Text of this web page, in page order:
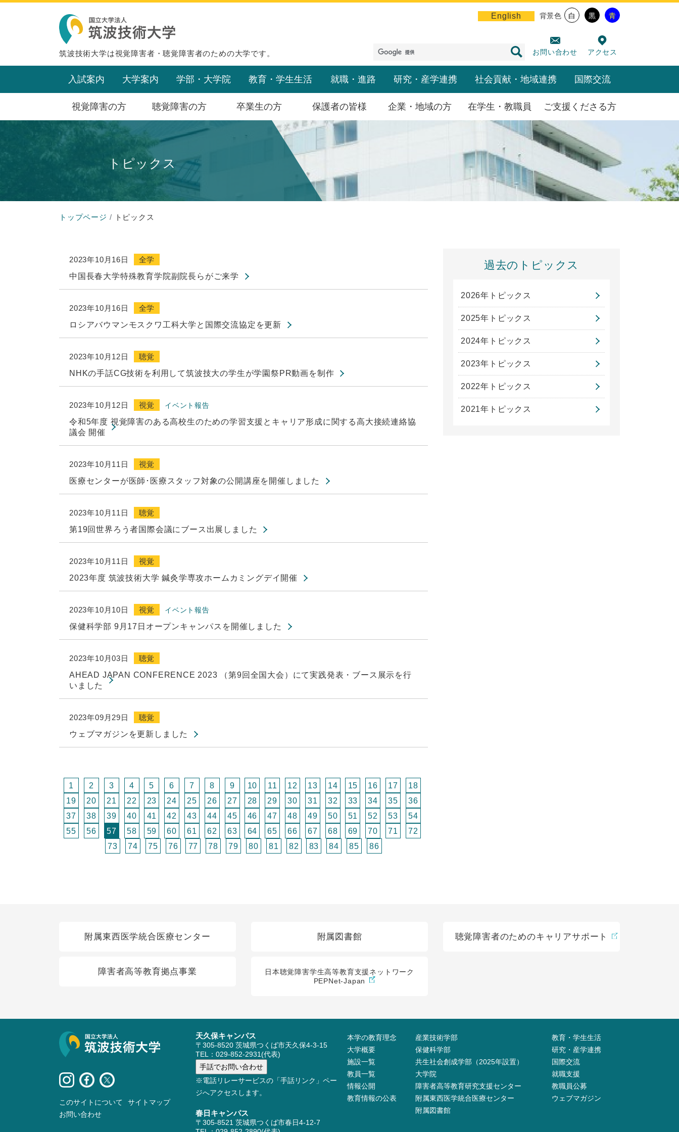
筑波技術大学は視覚障害者・聴覚障害者のための大学です。
English 背景色 白 黒 青
お問い合わせ アクセス
入試案内 大学案内 学部・大学院 教育・学生生活 就職・進路 研究・産学連携 社会貢献・地域連携 国際交流
視覚障害の方 聴覚障害の方 卒業生の方 保護者の皆様 企業・地域の方 在学生・教職員 ご支援くださる方
トピックス
トップページ トピックス
2023年10月16日
全学
中国長春大学特殊教育学院副院長らがご来学
2023年10月16日
全学
ロシアバウマンモスクワ工科大学と国際交流協定を更新
2023年10月12日
聴覚
NHKの手話CG技術を利用して筑波技大の学生が学園祭PR動画を制作
2023年10月12日 視覚 イベント報告
令和5年度 視覚障害のある高校生のための学習支援とキャリア形成に関する高大接続連絡協
議会 開催
2023年10月11日
視覚
医療センターが医師･医療スタッフ対象の公開講座を開催しました
2023年10月11日
聴覚
第19回世界ろう者国際会議にブース出展しました
2023年10月11日
視覚
2023年度 筑波技術大学 鍼灸学専攻ホームカミングデイ開催
2023年10月10日 視覚 イベント報告
保健科学部 9月17日オープンキャンパスを開催しました
2023年10月03日
聴覚
AHEAD JAPAN CONFERENCE 2023 （第9回全国大会）にて実践発表・ブース展示を行
いました
2023年09月29日
聴覚
ウェブマガジンを更新しました
1 2 3 4 5 6 7 8 9 10 11 12 13 14 15 16 17
18
19
20 21 22 23 24 25 26 27 28 29 30 31 32 33 34 35
36
37
38 39 40 41 42 43 44 45 46 47 48 49 50 51 52 53
54
55
56 57 58 59 60 61 62 63 64 65 66 67 68 69 70 71
72
73
74 75 76 77 78 79 80 81 82 83 84 85 86
過去のトピックス
2026年トピックス
2025年トピックス
2024年トピックス
2023年トピックス
2022年トピックス
2021年トピックス
附属東西医学統合医療センター 附属図書館 聴覚障害者のためのキャリアサポート
障害者高等教育拠点事業
日本聴覚障害学生高等教育支援ネットワーク
PEPNet-Japan
サイト情報
このサイトについて
サイトマップ
お問い合わせ
天久保キャンパス
〒305-8520 茨城県つくば市天久保4-3-15
TEL：029-852-2931(代表)
※電話リレーサービスの「手話リンク」ペー
ジへアクセスします。
春日キャンパス
〒305-8521 茨城県つくば市春日4-12-7
本学の教育理念
大学概要
施設⼀覧
教員⼀覧
情報公開
教育情報の公表
産業技術学部
保健科学部
共生社会創成学部（2025年設置）
大学院
障害者高等教育研究支援センター
附属東西医学統合医療センター
附属図書館
教育・学生生活
研究・産学連携
国際交流
就職支援
教職員公募
ウェブマガジン